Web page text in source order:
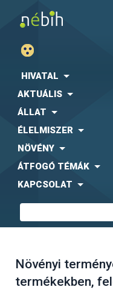
HIVATAL
AKTUÁLIS
ÁLLAT
ÉLELMISZER
NÖVÉNY
ÁTFOGÓ TÉMÁK
KAPCSOLAT
Növényi
termékekben,